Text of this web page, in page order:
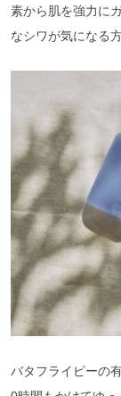
素から肌を強力に
なシワが気になる
バタフライピーの